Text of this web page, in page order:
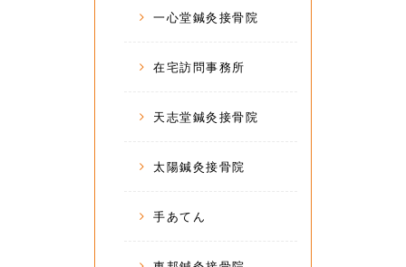
一心堂鍼灸接骨院
在宅訪問事務所
天志堂鍼灸接骨院
太陽鍼灸接骨院
手あてん